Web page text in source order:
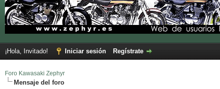
¡Hola, Invitado! Iniciar sesión Regístrate
Foro Kawasaki Zephyr
Mensaje del foro